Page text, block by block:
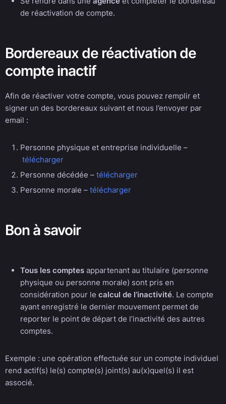
de réactivation de compte.
Bordereaux de réactivation de
compte inactif
Afin de réactiver votre compte, vous pouvez remplir et
signer un des bordereaux suivant et nous l’envoyer par
email :
Personne physique et entreprise individuelle –
télécharger
Personne décédée – télécharger
Personne morale – télécharger
Bon à savoir
Tous les comptes appartenant au titulaire (personne
physique ou personne morale) sont pris en
considération pour le calcul de l’inactivité. Le compte
ayant enregistré le dernier mouvement permet de
reporter le point de départ de l’inactivité des autres
comptes.
Exemple : une opération effectuée sur un compte individuel
rend actif(s) le(s) compte(s) joint(s) au(x)quel(s) il est
associé.